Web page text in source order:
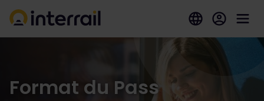
Format du Pass